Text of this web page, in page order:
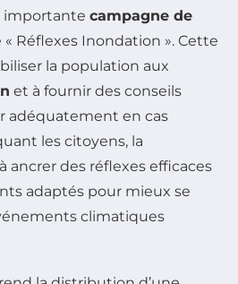
importante campagne de
Réflexes Inondation ». Cette
la population aux
et à fournir des conseils
adéquatement en cas
les citoyens, la
ancrer des réflexes efficaces
adaptés pour mieux se
climatiques